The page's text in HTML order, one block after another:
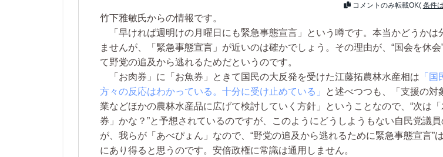
コメントのみ転載OK( 条件
竹下雅敏氏からの情報です。
「早ければ週明けの月曜日にも緊急事態宣言」という噂です。本当かどうかは
ませんが、「緊急事態宣言」が近いのは確かでしょう。その理由が、“国会を休会
て野党の追及から逃れるためだというのです。
「お肉券」に「お魚券」ときて国民の大反発を受けた江藤拓農林水産相は 「国
方々の反応はわかっている。十分に受け止めている」
と述べつつも、「支援の対
業などほかの農林水産品に広げて検討していく方針」ということなので、“次は
券」かな？”と予想されているのですが、このようにどうしようもない自民党議
が、我らが「あべぴょん」なので、“野党の追及から逃れるために緊急事態宣言”
にあり得ると思うのです。安倍政権に常識は通用しません。